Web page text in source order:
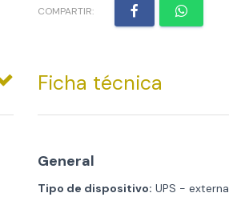
COMPARTIR:
Ficha técnica
General
Tipo de dispositivo: UPS - externa